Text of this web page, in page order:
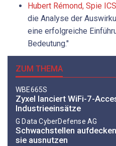
Hubert ­Rémond, Spie ICS
die Analyse der
eine erfolgreiche
Bedeutung."
ZUM THEMA
WBE665S
Zyxel lanciert WiFi-7-
Industrieeinsätze
G Data CyberDefense AG
Schwachstellen
sie ausnutzen